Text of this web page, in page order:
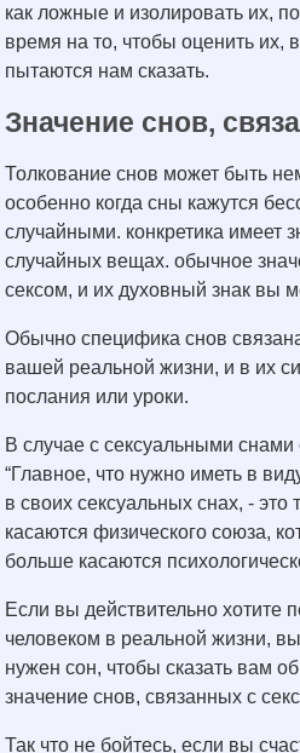
как ложные и изолировать их,
время на то, чтобы оценить их,
пытаются нам сказать.
Значение снов,
Толкование снов может быть
особенно когда сны кажутся
случайными. конкретика имеет
случайных вещах. обычное
сексом, и их духовный знак вы
Обычно специфика снов
вашей реальной жизни, и в их
послания или уроки.
В случае с сексуальными снами
“Главное, что нужно иметь в
в своих сексуальных снах, - это
касаются физического союза,
больше касаются
Если вы действительно хотите
человеком в реальной жизни,
нужен сон, чтобы сказать вам
значение снов, связанных с
Так что не бойтесь, если вы